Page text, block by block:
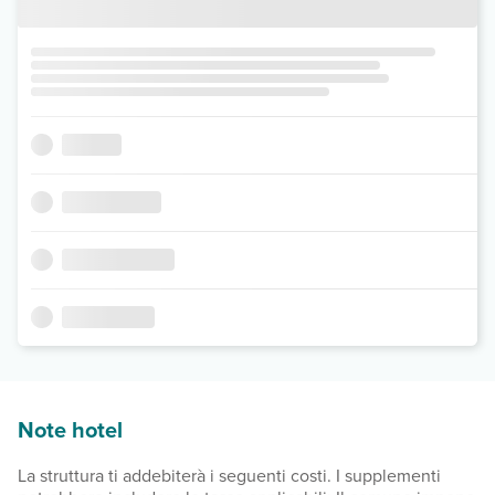
Note hotel
La struttura ti addebiterà i seguenti costi. I supplementi